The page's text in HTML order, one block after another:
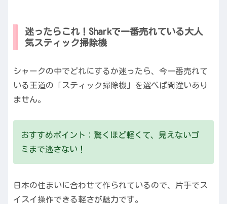
迷ったらこれ！Sharkで一番売れている大人
気スティック掃除機
シャークの中でどれにするか迷ったら、今一番売れて
いる王道の「スティック掃除機」を選べば間違いあり
ません。
おすすめポイント：驚くほど軽くて、見えないゴ
ミまで逃さない！
日本の住まいに合わせて作られているので、片手でス
イスイ操作できる軽さが魅力です。